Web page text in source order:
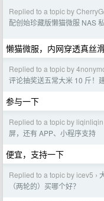
Replied to a topic by
配创始珍藏版懒猫微服 NAS
懒猫微服，内网穿透真丝
Replied to a topic by
评论抽奖送五常大米 10 斤！
参与一下
Replied to a topic by liqinliqin
屏，还有 APP、小程序支持
便宜，支持一下
Replied to a topic by icev5 ›
（两轮的）买哪个好？